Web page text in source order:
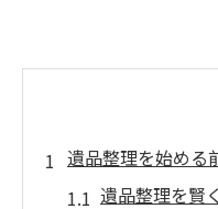
遺品整理を始める
遺品整理を賢